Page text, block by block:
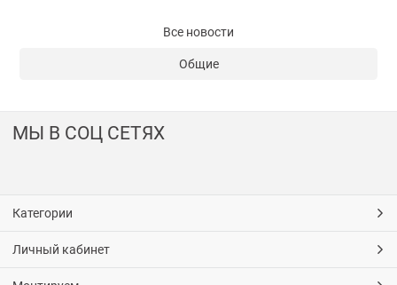
Все новости
Общие
МЫ В СОЦ СЕТЯХ
Категории
Личный кабинет